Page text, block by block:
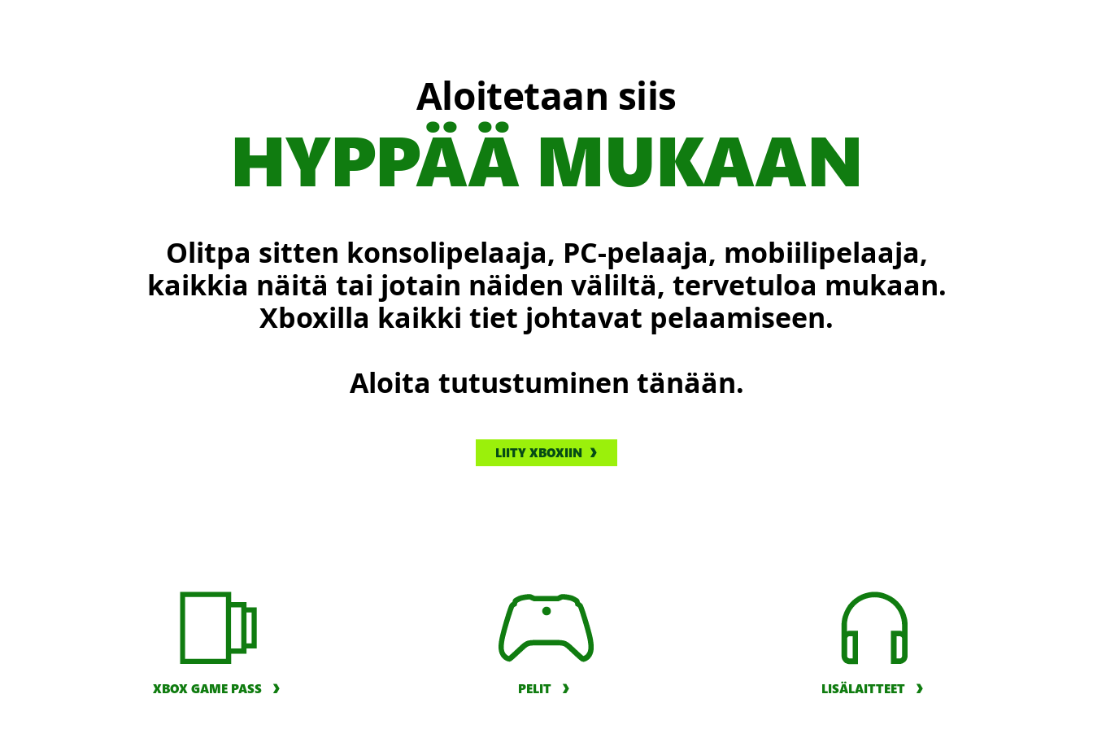
Aloitetaan siis
HYPPÄÄ MUKAAN
Olitpa sitten konsolipelaaja, PC-pelaaja, mobiilipelaaja,
kaikkia näitä tai jotain näiden väliltä, tervetuloa mukaan.
Xboxilla kaikki tiet johtavat pelaamiseen.
Aloita tutustuminen tänään.
LIITY XBOXIIN
XBOX GAME PASS PELIT LISÄLAITTEET